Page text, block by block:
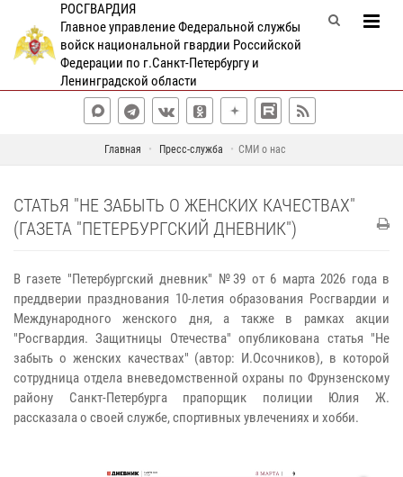
РОСГВАРДИЯ
Главное управление Федеральной службы
войск национальной гвардии Российской
Федерации по г.Санкт-Петербургу и
Ленинградской области
Главная Пресс-служба СМИ о нас
СТАТЬЯ "НЕ ЗАБЫТЬ О ЖЕНСКИХ КАЧЕСТВАХ"
(ГАЗЕТА "ПЕТЕРБУРГСКИЙ ДНЕВНИК")
В газете "Петербургский дневник" №39 от 6 марта 2026 года в
преддверии празднования 10-летия образования Росгвардии и
Международного женского дня, а также в рамках акции
"Росгвардия. Защитницы Отечества" опубликована статья "Не
забыть о женских качествах" (автор: И.Осочников), в которой
сотрудница отдела вневедомственной охраны по Фрунзенскому
району Санкт-Петербурга прапорщик полиции Юлия Ж.
рассказала о своей службе, спортивных увлечениях и хобби.